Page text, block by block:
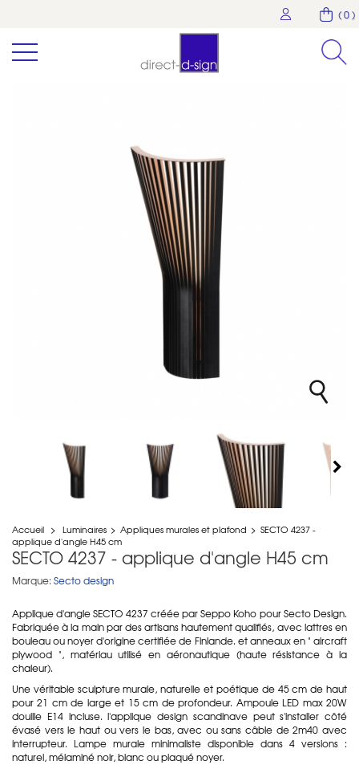
( 0 )
Accueil > Luminaires > Appliques murales et plafond > SECTO 4237 -
applique d'angle H45 cm
SECTO 4237 - applique d'angle H45 cm
Marque: Secto design
Applique d'angle SECTO 4237 créée par Seppo Koho pour Secto Design.
Fabriquée à la main par des artisans hautement qualifiés, avec lattres en
bouleau ou noyer d'origine certifiée de Finlande. et anneaux en " aircraft
plywood ", matériau utilisé en aéronautique (haute résistance à la
chaleur).
Une véritable sculpture murale, naturelle et poétique de 45 cm de haut
pour 21 cm de large et 15 cm de profondeur. Ampoule LED max 20W
douille E14 incluse. l'applique design scandinave peut s'installer côté
évasé vers le haut ou vers le bas, avec ou sans câble de 2m40 avec
interrupteur. Lampe murale minimaliste disponible dans 4 versions :
naturel, mélaminé noir, blanc ou plaqué noyer.